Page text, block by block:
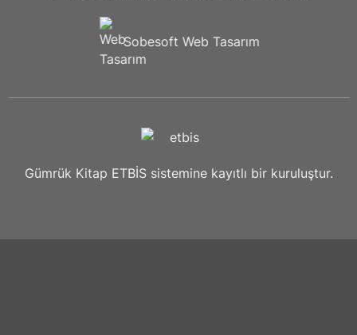
Sobesoft Web Tasarım
Gümrük Kitap ETBİS sistemine kayıtlı bir kuruluştur.